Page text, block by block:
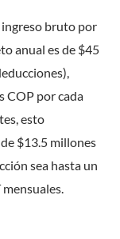
ingreso bruto por
anual es de $45
COP por cada
esto
$13.5 millones
sea hasta un